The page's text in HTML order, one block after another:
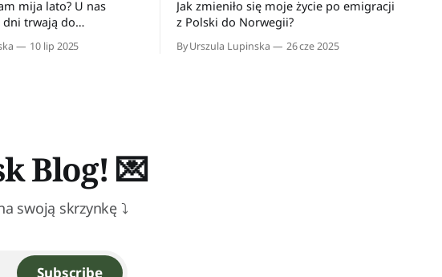
lato? U nas
trwają do
deszczem. Norweskie
10 lip 2025
Jak zmieniło się moje życie po emigracji
z Polski do Norwegii?
By Urszula Lupinska 26 cze 2025
Blog! 💌
swoją skrzynkę ⤵
Subscribe